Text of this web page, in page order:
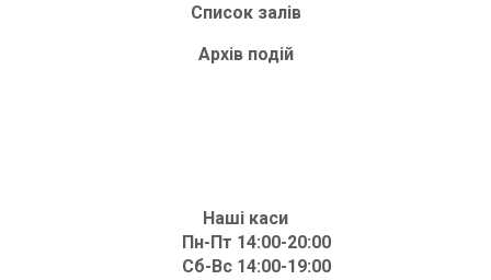
Список залів
Архів подій
Наші каси
Пн-Пт 14:00-20:00
Сб-Вс 14:00-19:00